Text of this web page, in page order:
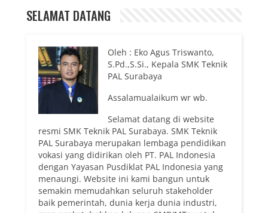
SELAMAT DATANG
Oleh : Eko Agus Triswanto,
S.Pd.,S.Si., Kepala SMK Teknik
PAL Surabaya
Assalamualaikum wr wb.
Selamat datang di website
resmi SMK Teknik PAL Surabaya. SMK Teknik
PAL Surabaya merupakan lembaga pendidikan
vokasi yang didirikan oleh PT. PAL Indonesia
dengan Yayasan Pusdiklat PAL Indonesia yang
menaungi. Website ini kami bangun untuk
semakin memudahkan seluruh stakeholder
baik pemerintah, dunia kerja dunia industri,